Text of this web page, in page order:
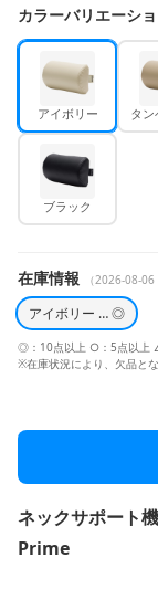
カラーバリエーシ
アイボリー タン
ブラック
在庫情報 （2026-08-
アイボリー … ◎
◎：10点以上 ○：5点以上
※在庫状況により、欠品と
ネックサポート
Prime